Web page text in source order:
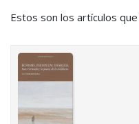
Estos son los artículos